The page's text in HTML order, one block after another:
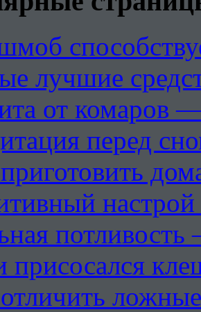
лучшие
от комаров
перед
настрой
потливость
присосался